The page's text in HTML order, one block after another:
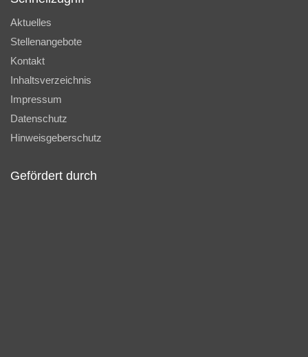
Aktuelles
Stellenangebote
Kontakt
Inhaltsverzeichnis
Impressum
Datenschutz
Hinweisgeberschutz
Gefördert durch